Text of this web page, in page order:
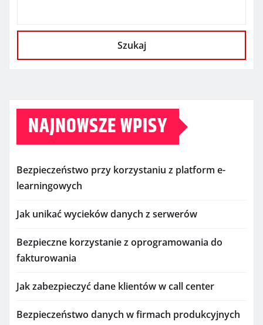
Szukaj
NAJNOWSZE WPISY
Bezpieczeństwo przy korzystaniu z platform e-
learningowych
Jak unikać wycieków danych z serwerów
Bezpieczne korzystanie z oprogramowania do
fakturowania
Jak zabezpieczyć dane klientów w call center
Bezpieczeństwo danych w firmach produkcyjnych